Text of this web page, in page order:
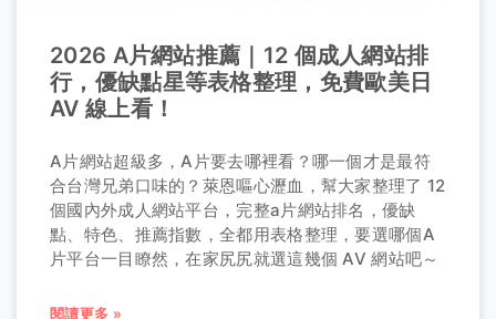
2026 A片網站推薦｜12 個成人網站排
行，優缺點星等表格整理，免費歐美日
AV 線上看！
A片網站超級多，A片要去哪裡看？哪一個才是最符
合台灣兄弟口味的？萊恩嘔心瀝血，幫大家整理了 12
個國內外成人網站平台，完整a片網站排名，優缺
點、特色、推薦指數，全都用表格整理，要選哪個A
片平台一目瞭然，在家尻尻就選這幾個 AV 網站吧～
閱讀更多 »